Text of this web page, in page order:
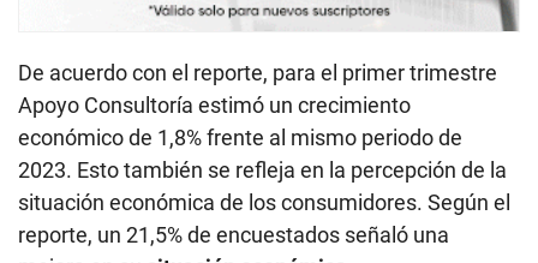
De acuerdo con el reporte, para el primer trimestre
Apoyo Consultoría estimó un crecimiento
económico de 1,8% frente al mismo periodo de
2023. Esto también se refleja en la percepción de la
situación económica de los consumidores. Según el
reporte, un 21,5% de encuestados señaló una